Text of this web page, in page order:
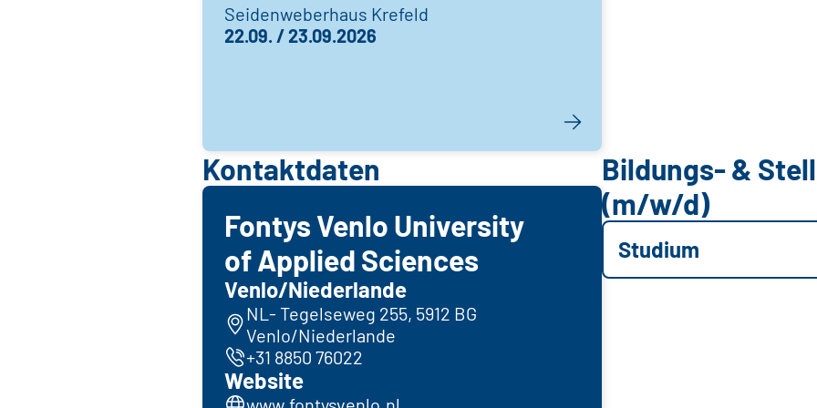
Seidenweberhaus Krefeld
22.09. / 23.09.2026
Kontaktdaten
Fontys Venlo University
of Applied Sciences
Venlo/Niederlande
NL- Tegelseweg 255, 5912 BG
Venlo/Niederlande
+31 8850 76022
Website
Bildungs- &
(m/w/d)
Studium